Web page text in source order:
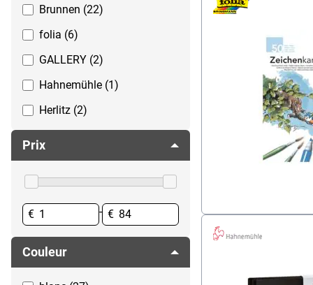
Brunnen (22)
folia (6)
GALLERY (2)
Hahnemühle (1)
Herlitz (2)
Oxford (24)
Prix
€ - €
Couleur